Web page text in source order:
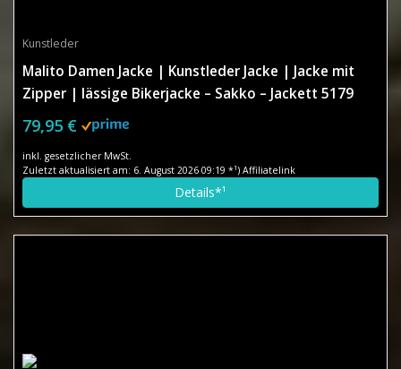
Kunstleder
Malito Damen Jacke | Kunstleder Jacke | Jacke mit
Zipper | lässige Bikerjacke – Sakko – Jackett 5179
(XXL, schwarz)
79,95 €
inkl. gesetzlicher MwSt.
Zuletzt aktualisiert am: 6. August 2026 09:19 *¹) Affiliatelink
Details*¹